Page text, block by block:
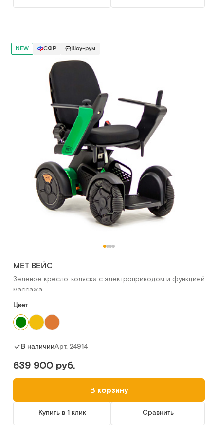
NEW СФР Шоу-рум
MET ВЕЙС
Зеленое кресло-коляска с электроприводом и функцией
массажа
Цвет
В наличииАрт. 24914
639 900 руб.
В корзину
Купить в 1 клик Сравнить